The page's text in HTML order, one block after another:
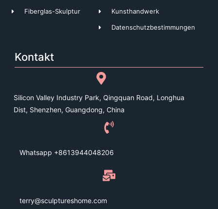
Fiberglas-Skulptur Kunsthandwerk
Datenschutzbestimmungen
Kontakt
Silicon Valley Industry Park, Qingquan Road, Longhua
Dist, Shenzhen, Guangdong, China
Whatsapp +8613944048206
terry@sculptureshome.com